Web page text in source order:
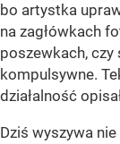
bo artystka
na zagłówkach
poszewkach, czy
kompulsywne.
działalność
Dziś wyszywa